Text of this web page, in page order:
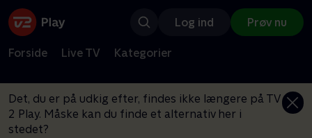
Log ind Prøv nu
Forside Live TV Kategorier
Det, du er på udkig efter, findes ikke længere på TV
2 Play. Måske kan du finde et alternativ her i
stedet?